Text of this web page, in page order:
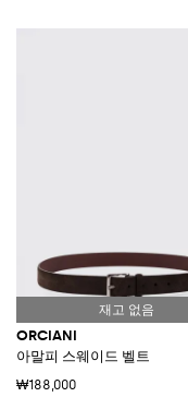
ORCIANI
아말피 스웨이드 벨트
₩188,000